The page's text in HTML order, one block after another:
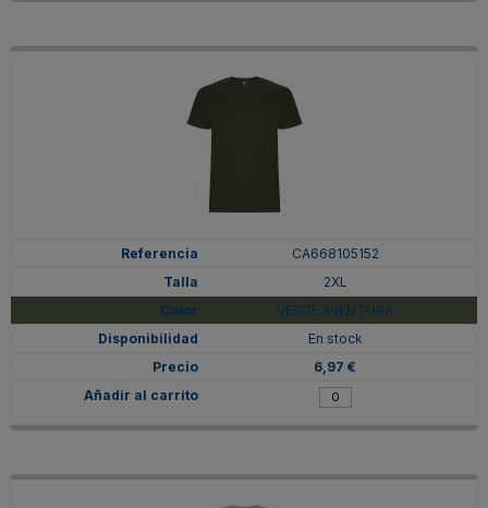
CA668105152
2XL
VERDE AVENTURA
En stock
6,97 €